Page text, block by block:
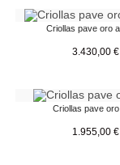
Criollas pave oro
3.430,00€
Criollas pave
1.955,00€